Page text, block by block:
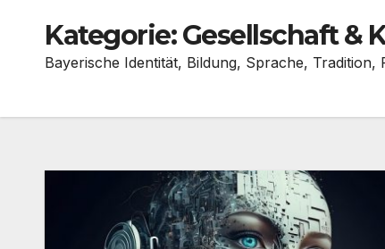
Kategorie:Gesellschaft &
Bayerische Identität, Bildung, Sprache, Tradition,